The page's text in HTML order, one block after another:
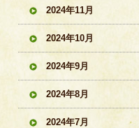
2024年11月
2024年10月
2024年9月
2024年8月
2024年7月